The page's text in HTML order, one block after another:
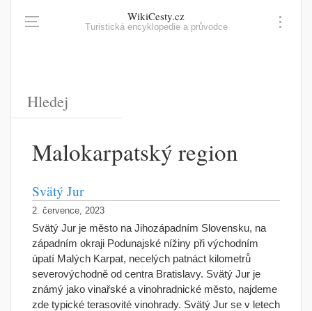
WikiCesty.cz
Turistická encyklopedie a průvodce
Malokarpatský region
Svätý Jur
2. července, 2023
Svätý Jur je město na Jihozápadním Slovensku, na
západním okraji Podunajské nížiny při východním
úpatí Malých Karpat, necelých patnáct kilometrů
severovýchodně od centra Bratislavy. Svätý Jur je
známý jako vinařské a vinohradnické město, najdeme
zde typické terasovité vinohrady. Svätý Jur se v letech